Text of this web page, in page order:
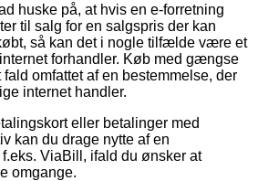
huske på, at hvis en e-forretning
til salg for en salgspris der kan
så kan det i nogle tilfælde være et
forhandler. Køb med gængse
omfattet af en bestemmelse, der
internet handler.
eller betalinger med
kan du drage nytte af en
ViaBill, ifald du ønsker at
omgange.